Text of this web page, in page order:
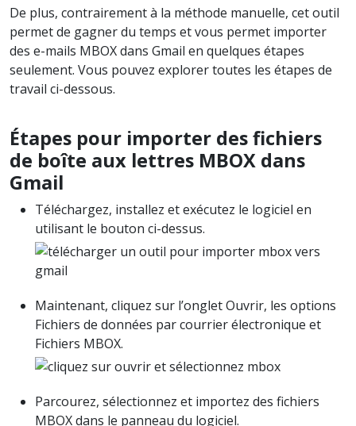
De plus, contrairement à la méthode manuelle, cet outil
permet de gagner du temps et vous permet importer
des e-mails MBOX dans Gmail en quelques étapes
seulement. Vous pouvez explorer toutes les étapes de
travail ci-dessous.
Étapes pour importer des fichiers
de boîte aux lettres MBOX dans
Gmail
Téléchargez, installez et exécutez le logiciel en
utilisant le bouton ci-dessus.
Maintenant, cliquez sur l’onglet Ouvrir, les options
Fichiers de données par courrier électronique et
Fichiers MBOX.
Parcourez, sélectionnez et importez des fichiers
MBOX dans le panneau du logiciel.